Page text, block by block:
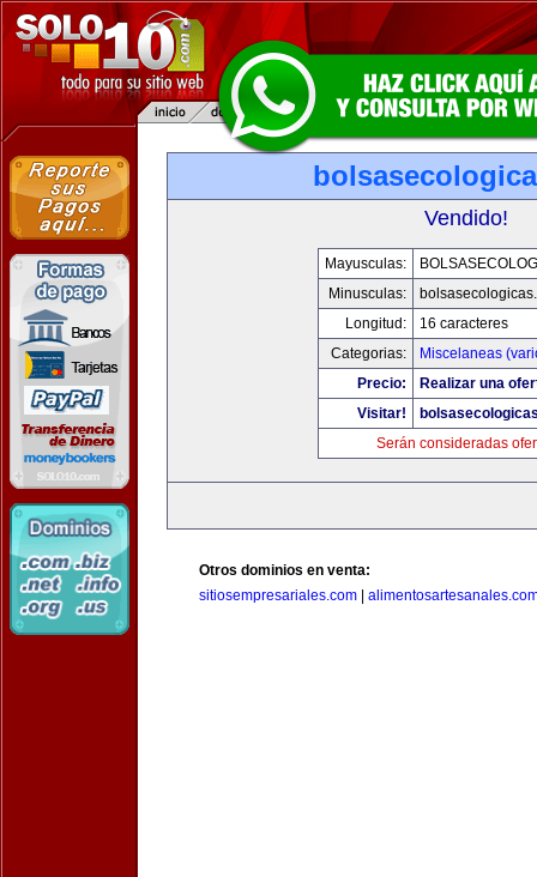
Vendido!
Mayusculas:
Minusculas:
Longitud:
16 caracteres
Categorias:
Miscelaneas
Precio:
Realizar una
Visitar!
Serán consideradas
Otros dominios en venta:
sitiosempresariales.com